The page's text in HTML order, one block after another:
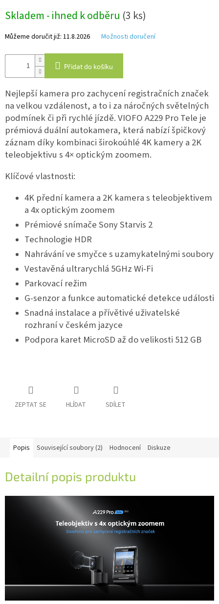
kamery
cena:
Skladem - ihned k odběru (3 ks)
Můžeme doručit již: 11.8.2026 Možnosti doručení
Přidat do košíku
Nejlepší kamera pro zachycení registračních značek
na velkou vzdálenost, a to i za náročných světelných
podmínek či při rychlé jízdě. VIOFO A229 Pro Tele je
prémiová duální autokamera, která nabízí špičkový
záznam díky kombinaci širokoúhlé 4K kamery a 2K
teleobjektivu s 4× optickým zoomem.
Klíčové vlastnosti:
4K přední kamera a 2K kamera s teleobjektivem
a 4x optickým zoomem
Prémiové snímače Sony Starvis 2
Technologie HDR
Nahrávání ve smyčce s uzamykatelnými soubory
Vestavěná ultrarychlá 5GHz Wi-Fi
Parkovací režim
G-senzor a funkce automatické detekce události
Snadná instalace a přívětivé uživatelské
rozhraní v českém jazyce
Podpora karet MicroSD až do velikosti 512 GB
ZEPTAT SE HLÍDAT SDÍLET
Popis Související soubory (2) Hodnocení Diskuze
Detailní popis produktu